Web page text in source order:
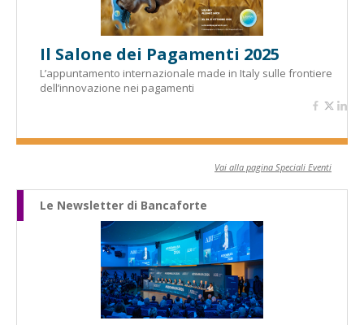
Il Salone dei Pagamenti 2025
L’appuntamento internazionale made in Italy sulle frontiere
dell’innovazione nei pagamenti
Vai alla pagina Speciali Eventi
Le Newsletter di Bancaforte